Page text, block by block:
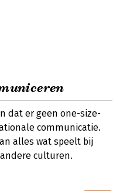
dat er geen one-size-
communicatie.
alles wat speelt bij
culturen.